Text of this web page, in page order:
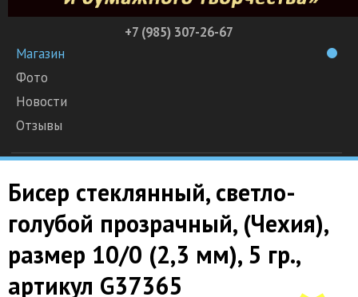
+7 (985) 307-26-67
Магазин
Фото
Новости
Отзывы
Бисер стеклянный, светло-
голубой прозрачный, (Чехия),
размер 10/0 (2,3 мм), 5 гр.,
артикул G37365